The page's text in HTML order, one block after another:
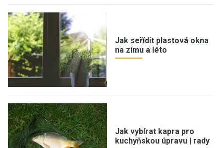
Jak seřídit plastová okna
na zimu a léto
Jak vybírat kapra pro
kuchyňskou úpravu | rady